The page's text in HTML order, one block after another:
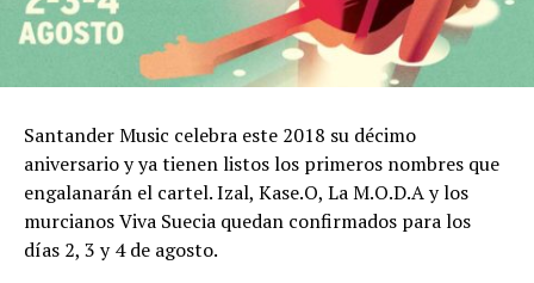
Santander Music celebra este 2018 su décimo
aniversario y ya tienen listos los primeros nombres que
engalanarán el cartel. Izal, Kase.O, La M.O.D.A y los
murcianos Viva Suecia quedan confirmados para los
días 2, 3 y 4 de agosto.